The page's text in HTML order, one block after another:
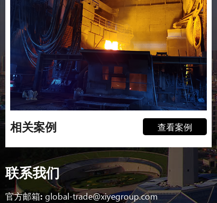
联系我们
官方邮箱: global-trade@xiyegroup.com
相关案例 查看案例